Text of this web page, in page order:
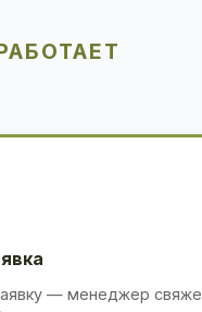
— менеджер